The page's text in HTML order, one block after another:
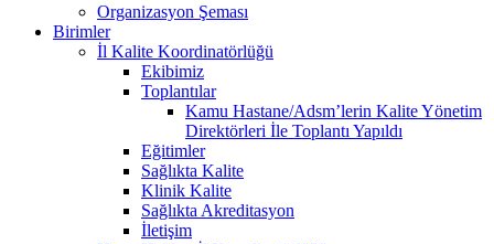
Organizasyon Şeması
Birimler
İl Kalite Koordinatörlüğü
Ekibimiz
Toplantılar
Kamu Hastane/Adsm’lerin Kalite Yönetim
Direktörleri İle Toplantı Yapıldı
Eğitimler
Sağlıkta Kalite
Klinik Kalite
Sağlıkta Akreditasyon
İletişim